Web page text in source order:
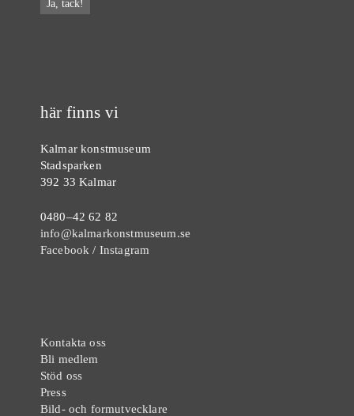
här finns vi
Kalmar konstmuseum
Stadsparken
392 33 Kalmar
0480–42 62 82
info@kalmarkonstmuseum.se
Facebook / Instagram
Kontakta oss
Bli medlem
Stöd oss
Press
Bild- och formutvecklare